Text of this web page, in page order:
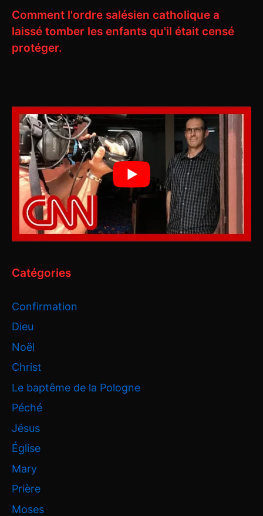
Comment l'ordre salésien catholique a
laissé tomber les enfants qu'il était censé
protéger.
Catégories
Confirmation
Dieu
Noël
Christ
Le baptême de la Pologne
Péché
Jésus
Église
Mary
Prière
Moses